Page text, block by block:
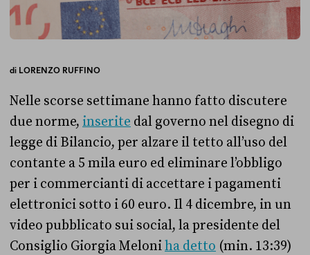
di LORENZO RUFFINO
Nelle scorse settimane hanno fatto discutere
due norme, inserite dal governo nel disegno di
legge di Bilancio, per alzare il tetto all’uso del
contante a 5 mila euro ed eliminare l’obbligo
per i commercianti di accettare i pagamenti
elettronici sotto i 60 euro. Il 4 dicembre, in un
video pubblicato sui social, la presidente del
Consiglio Giorgia Meloniha detto (min. 13:39)